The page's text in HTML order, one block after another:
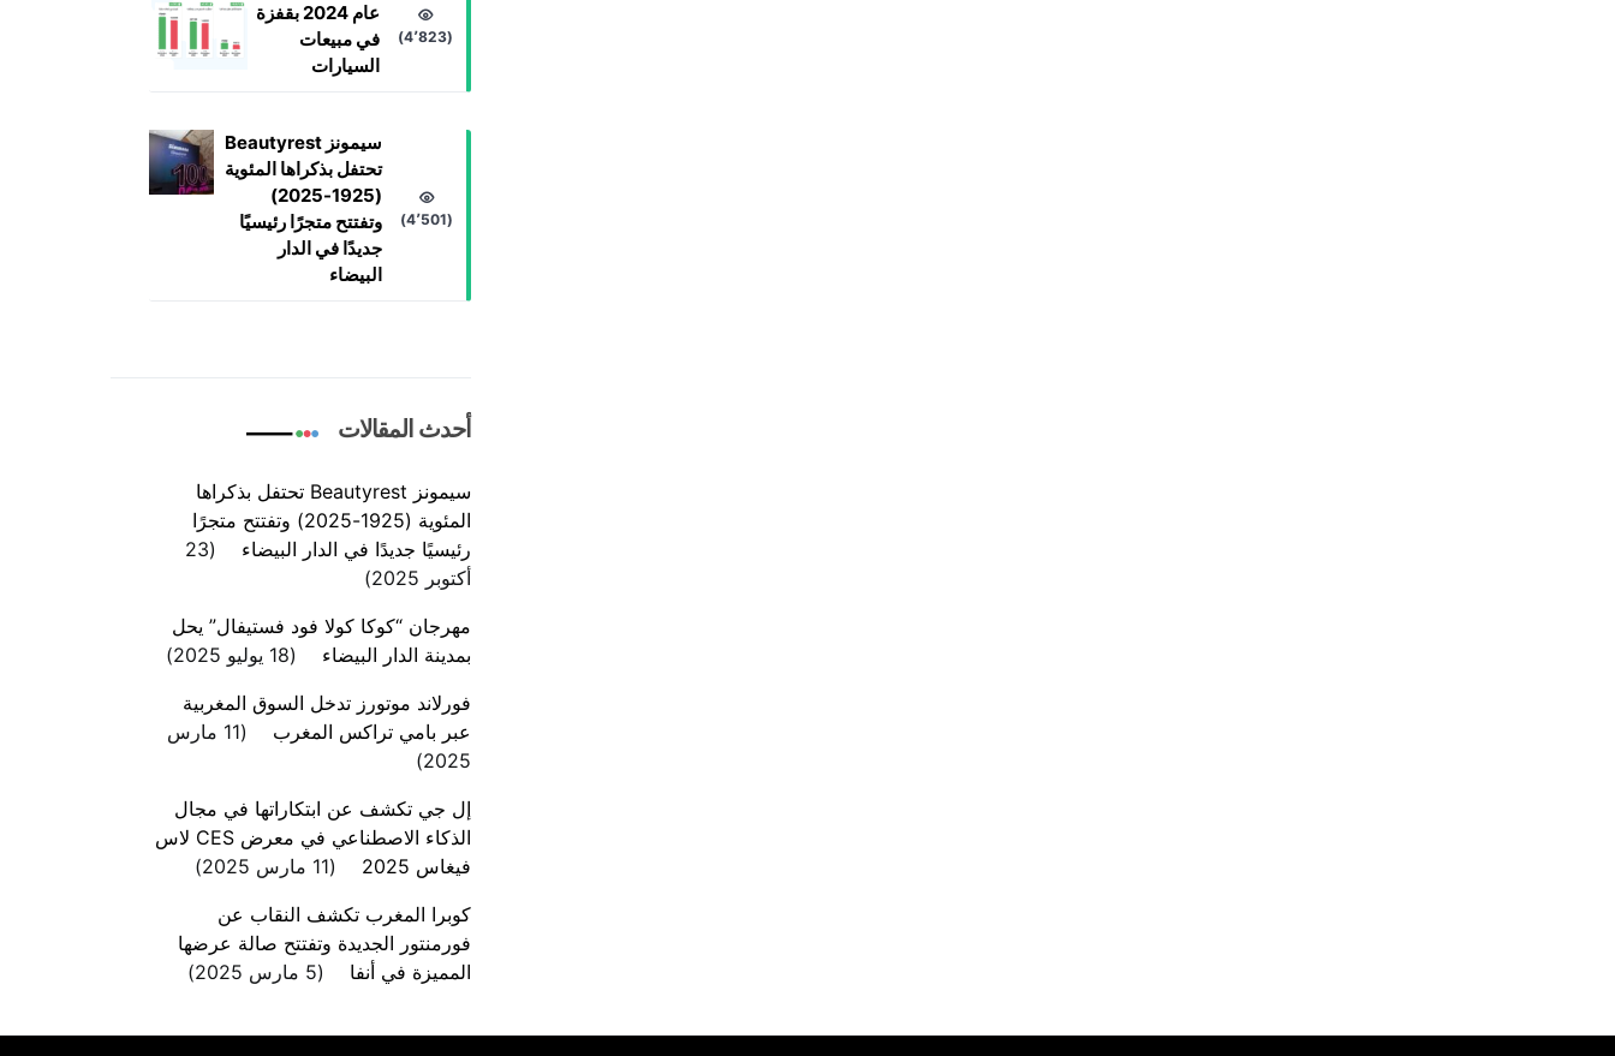
عام 2024 بقفزة
في مبيعات
السيارات
(4٬823)
سيمونز Beautyrest
تحتفل بذكراها المئوية
(1925-2025)
وتفتتح متجرًا رئيسيًا
جديدًا في الدار
البيضاء
(4٬501)
أحدث المقالات
سيمونز Beautyrest تحتفل بذكراها
المئوية (1925-2025) وتفتتح متجرًا
رئيسيًا جديدًا في الدار البيضاء
23
أكتوبر 2025
مهرجان “كوكا كولا فود فستيفال” يحل
بمدينة الدار البيضاء
18 يوليو 2025
فورلاند موتورز تدخل السوق المغربية
عبر بامي تراكس المغرب
11 مارس
2025
إل جي تكشف عن ابتكاراتها في مجال
الذكاء الاصطناعي في معرض CES لاس
فيغاس 2025
11 مارس 2025
كوبرا المغرب تكشف النقاب عن
فورمنتور الجديدة وتفتتح صالة عرضها
المميزة في أنفا
5 مارس 2025